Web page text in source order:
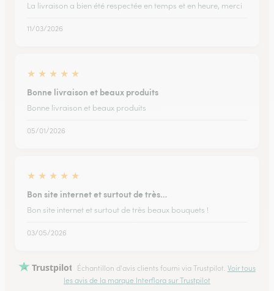
La livraison a bien été respectée en temps et en heure, merci
11/03/2026
★ ★ ★ ★ ★
Bonne livraison et beaux produits
Bonne livraison et beaux produits
05/01/2026
★ ★ ★ ★ ★
Bon site internet et surtout de très…
Bon site internet et surtout de très beaux bouquets !
03/05/2026
Trustpilot Échantillon d'avis clients fourni via Trustpilot. Voir tous
les avis de la marque Interflora sur Trustpilot